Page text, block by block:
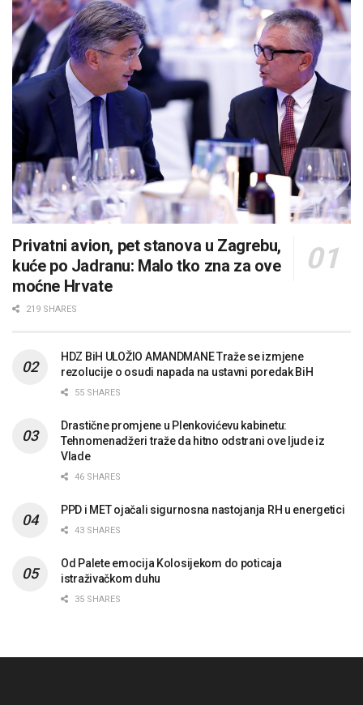
Privatni avion, pet stanova u Zagrebu,
kuće po Jadranu: Malo tko zna za ove
moćne Hrvate
219 SHARES
HDZ BiH ULOŽIO AMANDMANE Traže se izmjene
rezolucije o osudi napada na ustavni poredak BiH
55 SHARES
Drastične promjene u Plenkovićevu kabinetu:
Tehnomenadžeri traže da hitno odstrani ove ljude iz
Vlade
46 SHARES
PPD i MET ojačali sigurnosna nastojanja RH u energetici
43 SHARES
Od Palete emocija Kolosijekom do poticaja
istraživačkom duhu
35 SHARES